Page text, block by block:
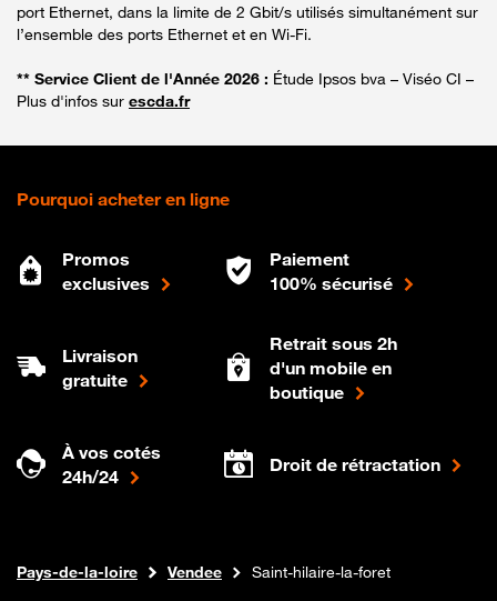
port Ethernet, dans la limite de 2 Gbit/s utilisés simultanément sur
l’ensemble des ports Ethernet et en Wi-Fi.
** Service Client de l'Année 2026 : Étude Ipsos bva – Viséo CI –
Plus d'infos sur escda.fr
Pourquoi acheter en ligne
Promos
exclusives
Paiement
100% sécurisé
Livraison
gratuite
Retrait sous 2h
d'un mobile en
boutique
À vos cotés
24h/24
Droit de rétractation
Boutique Orange
Internet fibre
Pays-de-la-loire Vendee Saint-hilaire-la-foret